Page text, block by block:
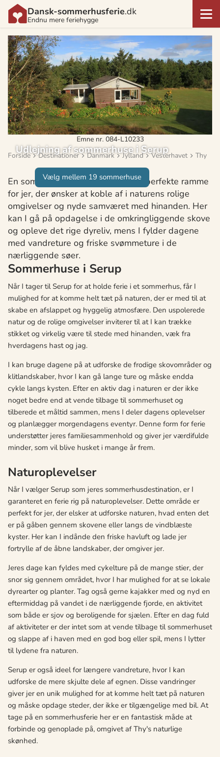
Dansk-sommerhusferie.dk
Endnu mere feriehygge
Emne nr. 084-L10233
Udlejning af sommerhuse i Serup
Vælg mellem 19 sommerhuse
Forside Destinationer Danmark Jylland Vesterhavet Thy
En sommerhusferie i Serup er den perfekte ramme
for jer, der ønsker at koble af i naturens rolige
omgivelser og nyde samværet med hinanden. Her
kan I gå på opdagelse i de omkringliggende skove
og opleve det rige dyreliv, mens I fylder dagene
med vandreture og friske svømmeture i de
nærliggende søer.
Sommerhuse i Serup
Når I tager til Serup for at holde ferie i et sommerhus, får I
mulighed for at komme helt tæt på naturen, der er med til at
skabe en afslappet og hyggelig atmosfære. Den uspolerede
natur og de rolige omgivelser inviterer til at I kan trække
stikket og virkelig være til stede med hinanden, væk fra
hverdagens hast og jag.
I kan bruge dagene på at udforske de frodige skovområder og
klitlandskaber, hvor I kan gå lange ture og måske endda
cykle langs kysten. Efter en aktiv dag i naturen er der ikke
noget bedre end at vende tilbage til sommerhuset og
tilberede et måltid sammen, mens I deler dagens oplevelser
og planlægger morgendagens eventyr. Denne form for ferie
understøtter jeres familiesammenhold og giver jer værdifulde
minder, som vil blive husket i mange år frem.
Naturoplevelser
Når I vælger Serup som jeres sommerhusdestination, er I
garanteret en ferie rig på naturoplevelser. Dette område er
perfekt for jer, der elsker at udforske naturen, hvad enten det
er på gåben gennem skovene eller langs de vindblæste
kyster. Her kan I indånde den friske havluft og lade jer
fortrylle af de åbne landskaber, der omgiver jer.
Jeres dage kan fyldes med cykelture på de mange stier, der
snor sig gennem området, hvor I har mulighed for at se lokale
dyrearter og planter. Tag også gerne kajakker med og nyd en
eftermiddag på vandet i de nærliggende fjorde, en aktivitet
som både er sjov og beroligende for sjælen. Efter en dag fuld
af aktiviteter er der intet som at vende tilbage til sommerhuset
og slappe af i haven med en god bog eller spil, mens I lytter
til lydene fra naturen.
Serup er også ideel for længere vandreture, hvor I kan
udforske de mere skjulte dele af egnen. Disse vandringer
giver jer en unik mulighed for at komme helt tæt på naturen
og måske opdage steder, der ikke er tilgængelige med bil. At
tage på en sommerhusferie her er en fantastisk måde at
forbinde og genoplade på, omgivet af Thy's naturlige
skønhed.